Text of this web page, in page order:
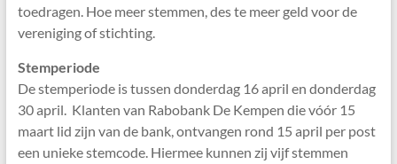
toedragen. Hoe meer stemmen, des te meer geld voor de
vereniging of stichting.
Stemperiode
De stemperiode is tussen donderdag 16 april en donderdag
30 april. Klanten van Rabobank De Kempen die vóór 15
maart lid zijn van de bank, ontvangen rond 15 april per post
een unieke stemcode. Hiermee kunnen zij vijf stemmen